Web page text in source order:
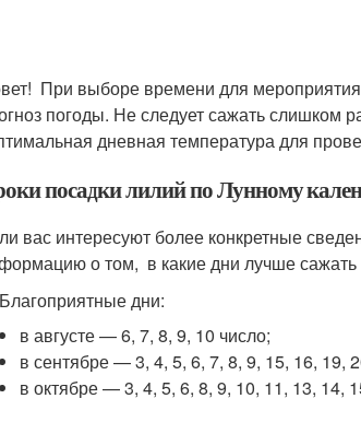
При выборе времени для
погоды. Не следует сажать слишком
дневная температура для
посадки лилий по Лунному
вас интересуют более конкретные
о том, в какие дни лучше сажать
Благоприятные дни:
в августе — 6, 7, 8, 9, 10 число;
в сентябре — 3, 4, 5, 6, 7, 8, 9, 15, 16, 19,
в октябре — 3, 4, 5, 6, 8, 9, 10, 11, 13, 14,